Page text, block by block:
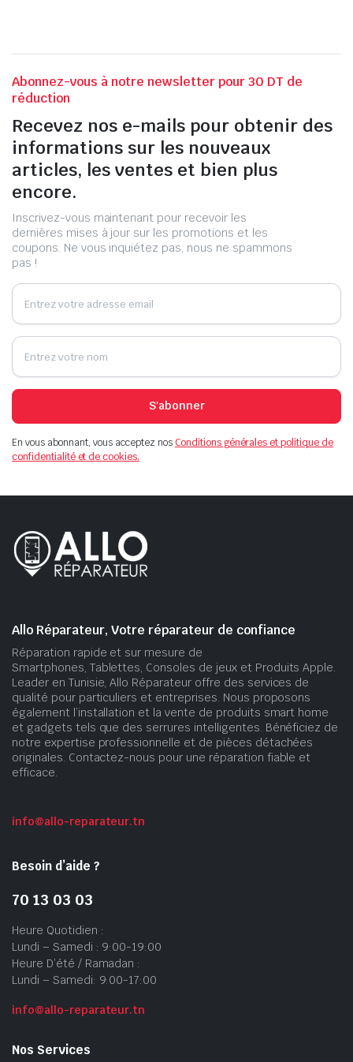
Abonnez-vous à notre newsletter pour 30 DT de
réduction
Recevez nos e-mails pour obtenir des
informations sur les nouveaux
articles, les ventes et bien plus
encore.
Inscrivez-vous maintenant pour recevoir les
dernières mises à jour sur les promotions et les
coupons. Ne vous inquiétez pas, nous ne spammons
pas !
S'abonner
En vous abonnant, vous acceptez nosConditions générales et politique de
confidentialité et de cookies.
Allo Réparateur, Votre réparateur de confiance
Réparation rapide et sur mesure de
Smartphones, Tablettes, Consoles de jeux et Produits Apple.
Leader en Tunisie, Allo Réparateur offre des services de
qualité pour particuliers et entreprises. Nous proposons
également l’installation et la vente de produits smart home
et gadgets tels que des serrures intelligentes. Bénéficiez de
notre expertise professionnelle et de pièces détachées
originales. Contactez-nous pour une réparation fiable et
efficace.
info@allo-reparateur.tn
Besoin d’aide ?
70 13 03 03
Heure Quotidien :
Lundi – Samedi : 9:00-19:00
Heure D’été / Ramadan :
Lundi – Samedi: 9:00-17:00
info@allo-reparateur.tn
Nos Services